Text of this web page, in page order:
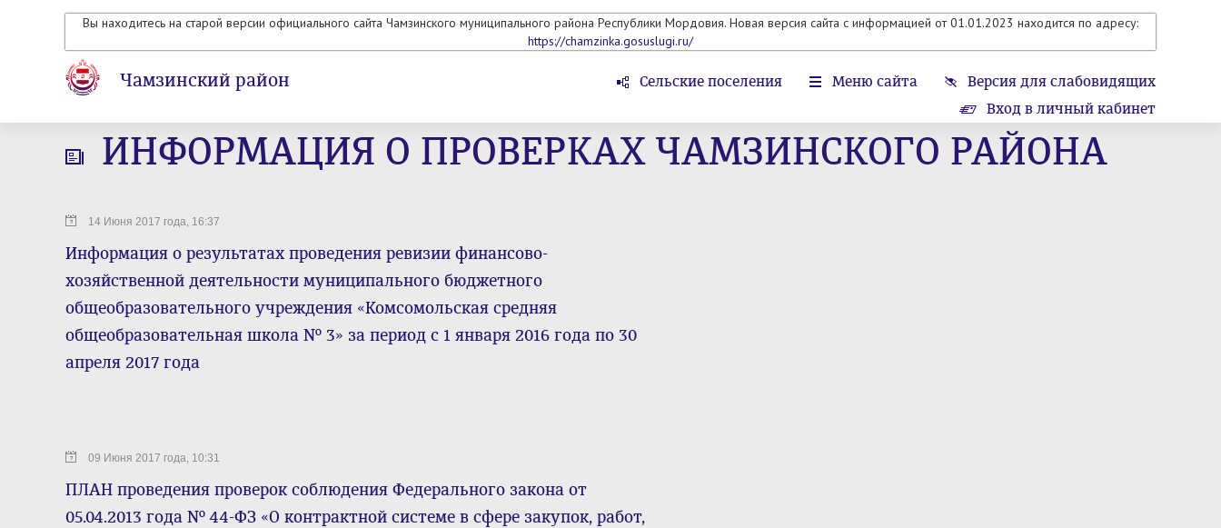
Вы находитесь на старой версии официального сайта Чамзинского муниципального района Республики Мордовия. Новая версия сайта с информацией от 01.01.2023 находится по адресу:
https://chamzinka.gosuslugi.ru/
Чамзинский район Сельские поселения Меню сайта
Версия для слабовидящих
Вход в личный кабинет
ИНФОРМАЦИЯ О ПРОВЕРКАХ ЧАМЗИНСКОГО РАЙОНА
14 Июня 2017 года, 16:37
Информация о результатах проведения ревизии финансово-
хозяйственной деятельности муниципального бюджетного
общеобразовательного учреждения «Комсомольская средняя
общеобразовательная школа № 3» за период с 1 января 2016 года по 30
апреля 2017 года
09 Июня 2017 года, 10:31
ПЛАН проведения проверок соблюдения Федерального закона от
05.04.2013 года № 44-ФЗ «О контрактной системе в сфере закупок, работ,